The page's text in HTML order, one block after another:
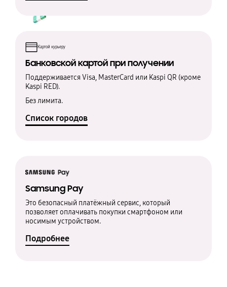
Картой курьеру
Банковской картой при получении
Поддерживается Visa, MasterCard или Kaspi QR (кроме
Kaspi RED).
Без лимита.
Список городов
Samsung Pay
Это безопасный платёжный сервис, который
позволяет оплачивать покупки смартфоном или
носимым устройством.
Подробнее